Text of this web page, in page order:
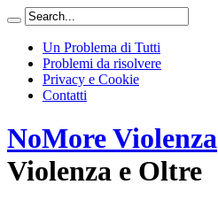
Un Problema di Tutti
Problemi da risolvere
Privacy e Cookie
Contatti
NoMore Violenza
Violenza e Oltre